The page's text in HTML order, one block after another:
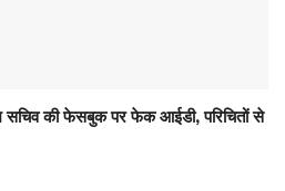
सचिव की फेसबुक पर फेक आईडी, परिचितों से